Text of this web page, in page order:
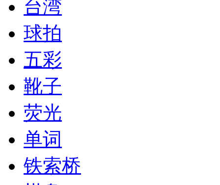
台湾
球拍
五彩
靴子
荧光
单词
铁索桥